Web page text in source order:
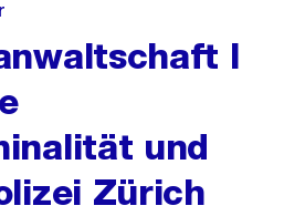
I
und
Zürich